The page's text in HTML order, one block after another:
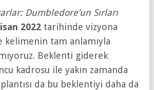
Dumbledore’un Sırları
2022tarihinde vizyona
kelimenin tam anlamıyla
Beklenti giderek
kadrosu ile yakın zamanda
da bu beklentiyi daha da